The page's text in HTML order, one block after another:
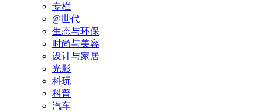
专栏
@世代
生态与环保
时尚与美容
设计与家居
光影
科玩
科普
汽车